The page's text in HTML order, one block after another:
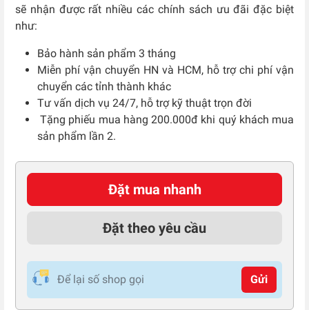
sẽ nhận được rất nhiều các chính sách ưu đãi đặc biệt
như:
Bảo hành sản phẩm 3 tháng
Miễn phí vận chuyển HN và HCM, hỗ trợ chi phí vận
chuyển các tỉnh thành khác
Tư vấn dịch vụ 24/7, hỗ trợ kỹ thuật trọn đời
Tặng phiếu mua hàng 200.000đ khi quý khách mua
sản phẩm lần 2.
Đặt mua nhanh
Đặt theo yêu cầu
Gửi